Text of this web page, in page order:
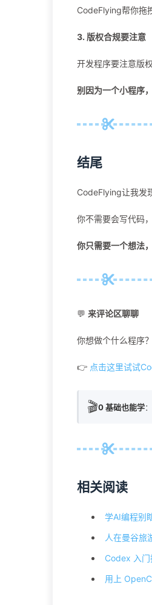
CodeFlying帮你拖
3. 版权合规要注意
开发程序要注意版
别因为一个小程序
结尾
CodeFlying让我发
你不需要会写代码
你只需要一个想法
💬 来评论区聊聊
你想做个什么程序
👉 点击这里试试
🎬0 基础也能学
相关阅读
学AI编程别
人在曼谷旅
Codex 入门
用上